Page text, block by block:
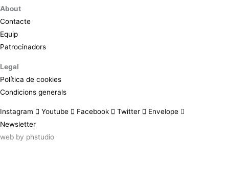
About
Contacte
Equip
Patrocinadors
Legal
Política de cookies
Condicions generals
Instagram Youtube Facebook Twitter
Envelope
Newsletter
web by phstudio